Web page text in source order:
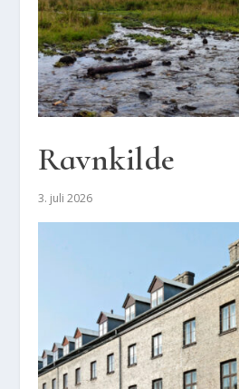
Ravnkil­de
3. juli 2026